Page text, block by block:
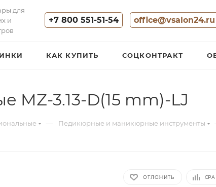
для
и
+7 800 551-51-54 office@vsalon24.ru
КАК КУПИТЬ СОЦКОНТРАКТ
MZ-3.13-D(15 mm)-LJ
— Педикюрные и маникюрные инструменты
ОТЛОЖИТЬ